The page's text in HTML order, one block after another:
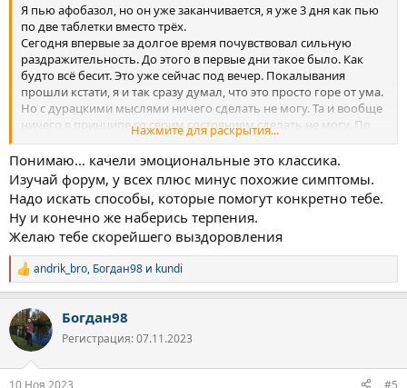
Я пью афобазол, но он уже заканчивается, я уже 3 дня как пью
по две таблетки вместо трёх.
Сегодня впервые за долгое время почувствовал сильную
раздражительность. До этого в первые дни такое было. Как
будто всё бесит. Это уже сейчас под вечер. Покалывания
прошли кстати, я и так сразу думал, что это просто горе от ума.
Но с дурацкими мыслями ничего сделать не могу. Та и вообще
ничего в принципе со своим состоянием сделать не могу. По
этому стараюсь насколько это возможно принять, смириться и
расслабиться. Но расслабиться не очень получается.
День в целом могу охарактеризовать, как никакой, или
неприятный. Настроение то пойдет, то говно. То уши и голова
горят, то нормально, просто какой то компот из говна. Заметил
ещё, что почти не могу перестать думать о своём состоянии, из
за того, что мне эти ощущения жить мешают.
Нажмите для раскрытия...
Понимаю… качели эмоциональные это классика.
Изучай форум, у всех плюс минус похожие симптомы.
Надо искать способы, которые помогут конкретно тебе.
Ну и конечно же наберись терпения.
Желаю тебе скорейшего выздоровления
Р
е
к
ц
и
andrik_bro, Богдан98 и kundi
Богдан98
Регистрация: 07.11.2023
10 Ноя 2023 #5